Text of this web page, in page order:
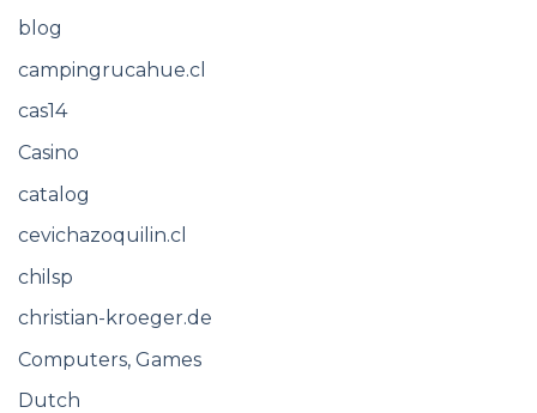
blog
campingrucahue.cl
cas14
Casino
catalog
cevichazoquilin.cl
chilsp
christian-kroeger.de
Computers, Games
Dutch